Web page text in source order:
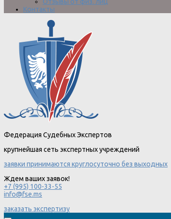
Отзывы от физ. лиц
Контакты
Федерация Судебных Экспертов
крупнейшая сеть экспертных учреждений
заявки принимаются круглосуточно без выходных
Ждем ваших заявок!
+7 (995) 100-33-55
info@fse.ms
заказать экспертизу